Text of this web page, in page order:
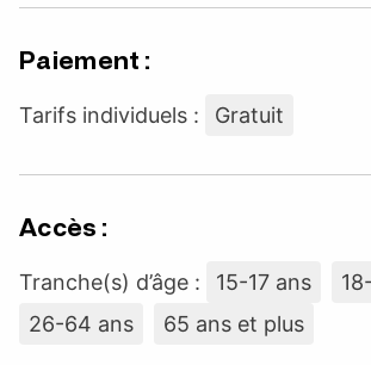
Paiement :
Tarifs individuels : Gratuit
Accès :
Tranche(s) d’âge : 15-17 ans
26-64 ans
65 ans et plus